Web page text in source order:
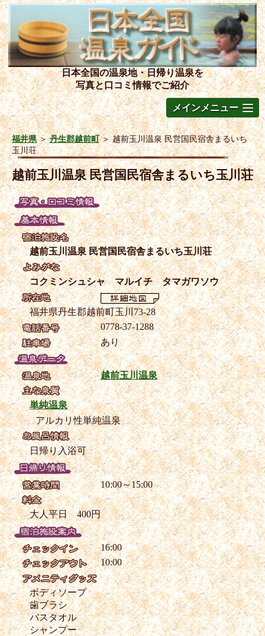
日本全国の温泉地・日帰り温泉を
写真と口コミ情報でご紹介
メインメニュー
福井県＞丹生郡越前町＞越前玉川温泉 民営国民宿舎まるいち
玉川荘
越前玉川温泉 民営国民宿舎まるいち玉川荘
越前玉川温泉 民営国民宿舎まるいち玉川荘
コクミンシュシャ マルイチ タマガワソウ
福井県丹生郡越前町玉川73-28
0778-37-1288
あり
越前玉川温泉
単純温泉
アルカリ性単純温泉
日帰り入浴可
10:00～15:00
大人平日 400円
16:00
10:00
ボディソープ
歯ブラシ
バスタオル
シャンプー